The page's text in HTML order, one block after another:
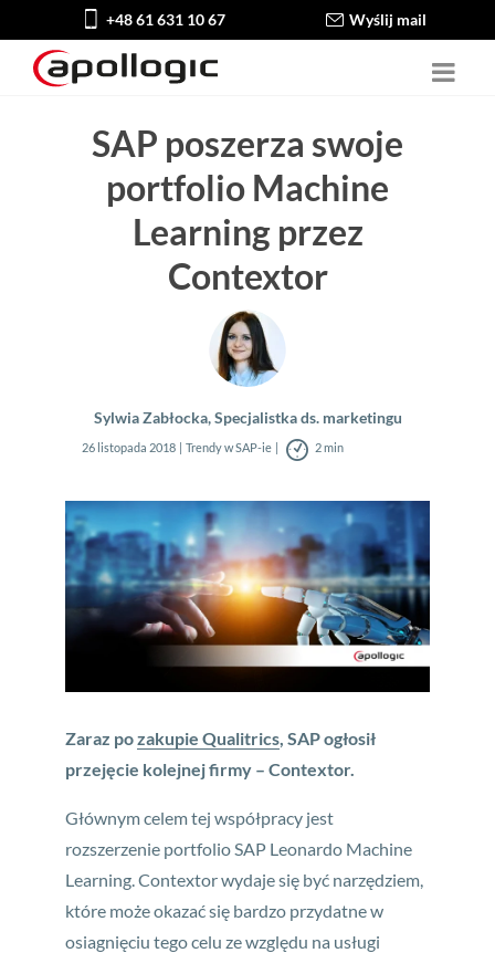
+48 61 631 10 67 Wyślij mail
SAP poszerza swoje
portfolio Machine
Learning przez
Contextor
Sylwia Zabłocka, Specjalistka ds. marketingu
26 listopada 2018 Trendy w SAP-ie 2 min
Zaraz pozakupie Qualitrics , SAP ogłosił
przejęcie kolejnej firmy – Contextor.
Głównym celem tej współpracy jest
rozszerzenie portfolio SAP Leonardo Machine
Learning. Contextor wydaje się być narzędziem,
które może okazać się bardzo przydatne w
osiagnięciu tego celu ze względu na usługi